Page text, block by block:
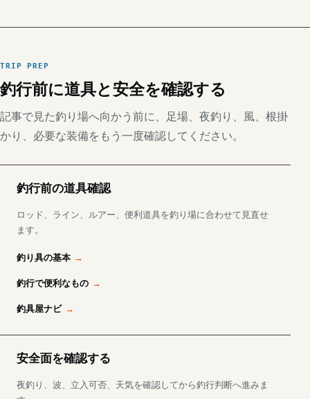
TRIP PREP
釣行前に道具と安全を確認する
記事で見た釣り場へ向かう前に、足場、夜釣り、風、根掛
かり、必要な装備をもう一度確認してください。
釣行前の道具確認
ロッド、ライン、ルアー、便利道具を釣り場に合わせて見直せ
ます。
釣り具の基本
釣行で便利なもの
釣具屋ナビ
安全面を確認する
夜釣り、波、立入可否、天気を確認してから釣行判断へ進みま